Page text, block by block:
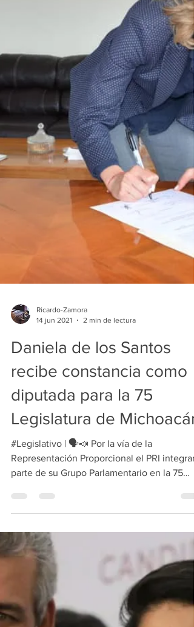
Ricardo-Zamora
14 jun 2021
2 min de lectura
Daniela de los Santos
recibe constancia como
diputada para la 75
Legislatura de Michoacán
#Legislativo | 🗣📣 Por la vía de la
Representación Proporcional el PRI